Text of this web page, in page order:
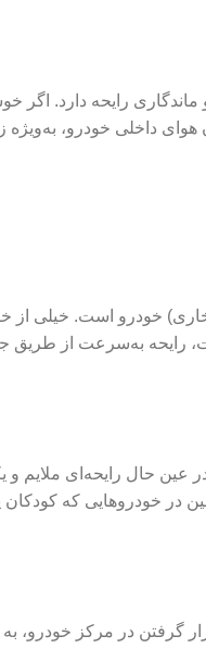
رایحه دارد. اگر
هوای داخلی خودرو،
خودرو است. خیلی
رایحه به‌سرعت از طریق
حال رایحه‌ای ملایم و
در خودروهایی که کودکان
گرفتن در مرکز